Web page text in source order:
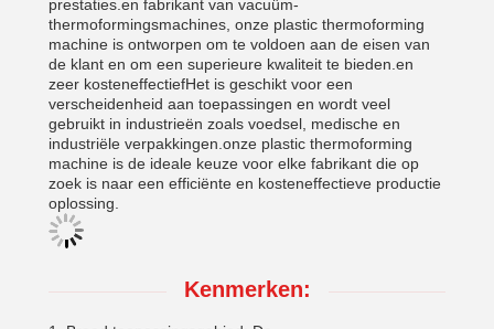
prestaties.en fabrikant van vacuüm-
thermoformingsmachines, onze plastic thermoforming
machine is ontworpen om te voldoen aan de eisen van
de klant en om een superieure kwaliteit te bieden.en
zeer kosteneffectiefHet is geschikt voor een
verscheidenheid aan toepassingen en wordt veel
gebruikt in industrieën zoals voedsel, medische en
industriële verpakkingen.onze plastic thermoforming
machine is de ideale keuze voor elke fabrikant die op
zoek is naar een efficiënte en kosteneffectieve productie
oplossing.
Kenmerken: